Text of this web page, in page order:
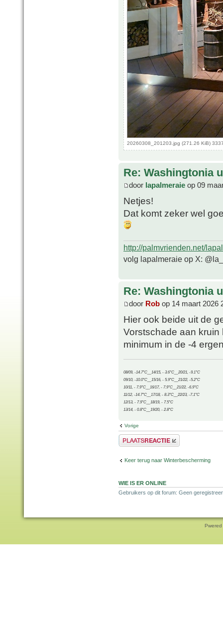
20260308_201203.jpg (271.26 KiB)
Re: Washingtonia
door lapalmeraie op 09
Netjes!
Dat komt zeker wel
http://palmvrienden.net/
volg lapalmeraie op X:
Re: Washingtonia
door Rob op 14 maart 2026
Hier ook beide uit de
Vorstschade aan
minimum in de -4
08/09, -14.7°C__14/15, - 3.6°C__20/21, -9.1°C
09/10, -10.0°C__15/16, - 5.9°C__21/22, -5.2°C
10/11, - 7.9°C__16/17, - 7.9°C__21/22, -6.9°C
11/12, -14.7°C__17/18, - 8.3°C__22/23, -7.1°C
12/13, - 7.9°C__18/19, - 7.5°C
13/14, - 0.8°C__19/20, - 2.8°C
Vorige
Plaats een reactie
Keer terug naar Winterbescherming
WIE IS ER ONLINE
Gebruikers op dit forum: Geen